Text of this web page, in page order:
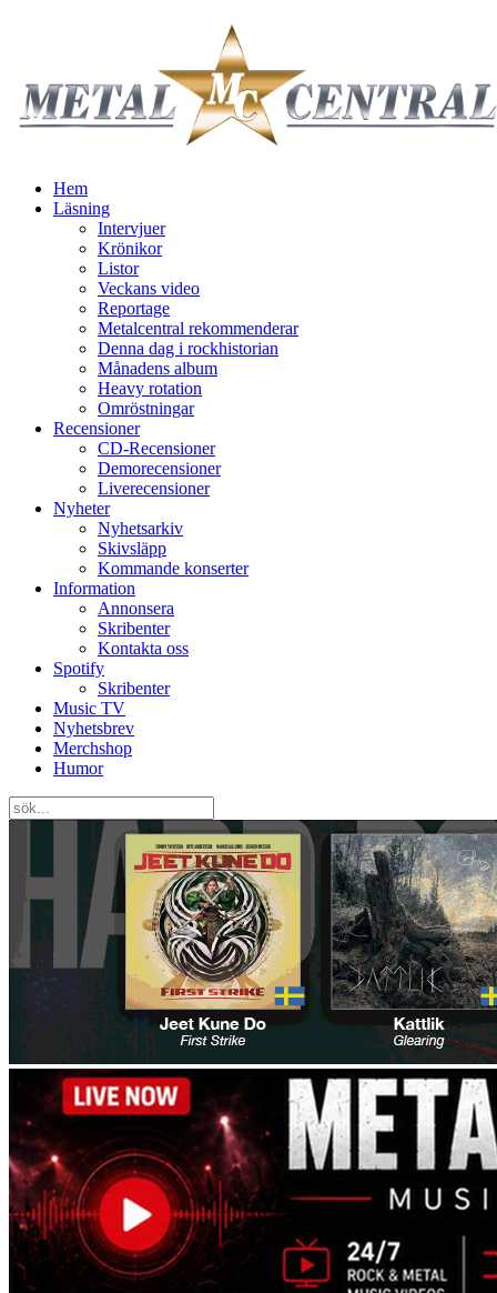
Hem
Läsning
Intervjuer
Krönikor
Listor
Veckans video
Reportage
Metalcentral rekommenderar
Denna dag i rockhistorian
Månadens album
Heavy rotation
Omröstningar
Recensioner
CD-Recensioner
Demorecensioner
Liverecensioner
Nyheter
Nyhetsarkiv
Skivsläpp
Kommande konserter
Information
Annonsera
Skribenter
Kontakta oss
Spotify
Skribenter
Music TV
Nyhetsbrev
Merchshop
Humor